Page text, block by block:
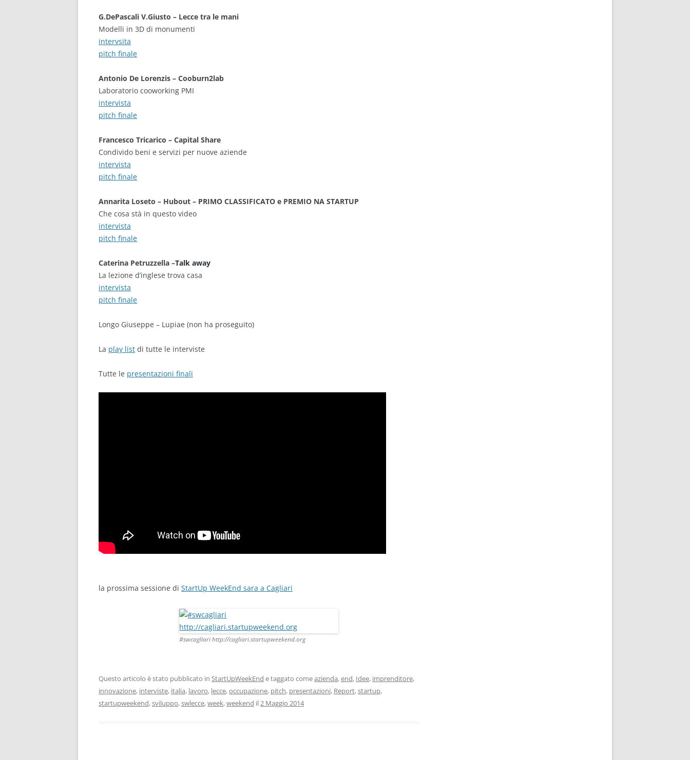
G.DePascali V.Giusto – Lecce tra le mani
Modelli in 3D di monumenti
intervsita
pitch finale
Antonio De Lorenzis – Cooburn2lab
Laboratorio cooworking PMI
intervista
pitch finale
Francesco Tricarico – Capital Share
Condivido beni e servizi per nuove aziende
intervista
pitch finale
Annarita Loseto – Hubout – PRIMO CLASSIFICATO e PREMIO NA STARTUP
Che cosa stà in questo video
intervista
pitch finale
Caterina Petruzzella –Talk away
La lezione d’inglese trova casa
intervista
pitch finale
Longo Giuseppe – Lupiae (non ha proseguito)
La play list di tutte le interviste
Tutte le presentazioni finali
la prossima sessione di StartUp WeekEnd sara a Cagliari
#swcagliari http://cagliari.startupweekend.org
Questo articolo è stato pubblicato in StartUpWeekEnd e taggato comeazienda,end, Idee, imprenditore,
innovazione, interviste, italia, lavoro, lecce,occupazione, pitch, presentazioni, Report,startup,
startupweekend,sviluppo,swlecce,week,weekend il2 Maggio 2014